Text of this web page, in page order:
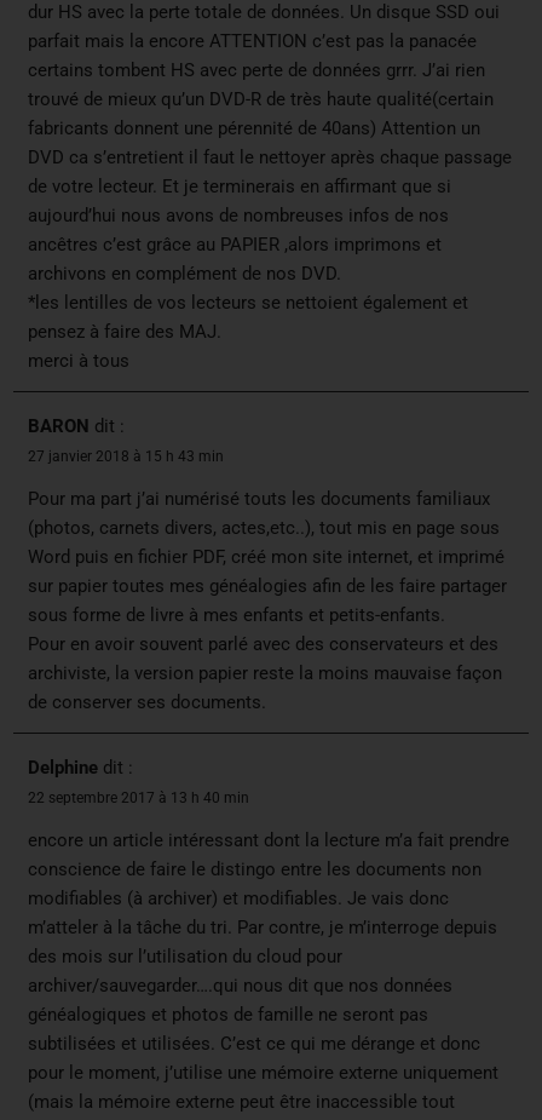
dur HS avec la perte totale de données. Un disque SSD oui
parfait mais la encore ATTENTION c’est pas la panacée
certains tombent HS avec perte de données grrr. J’ai rien
trouvé de mieux qu’un DVD-R de très haute qualité(certain
fabricants donnent une pérennité de 40ans) Attention un
DVD ca s’entretient il faut le nettoyer après chaque passage
de votre lecteur. Et je terminerais en affirmant que si
aujourd’hui nous avons de nombreuses infos de nos
ancêtres c’est grâce au PAPIER ,alors imprimons et
archivons en complément de nos DVD.
*les lentilles de vos lecteurs se nettoient également et
pensez à faire des MAJ.
merci à tous
BARON dit :
27 janvier 2018 à 15 h 43 min
Pour ma part j’ai numérisé touts les documents familiaux
(photos, carnets divers, actes,etc..), tout mis en page sous
Word puis en fichier PDF, créé mon site internet, et imprimé
sur papier toutes mes généalogies afin de les faire partager
sous forme de livre à mes enfants et petits-enfants.
Pour en avoir souvent parlé avec des conservateurs et des
archiviste, la version papier reste la moins mauvaise façon
de conserver ses documents.
Delphine dit :
22 septembre 2017 à 13 h 40 min
encore un article intéressant dont la lecture m’a fait prendre
conscience de faire le distingo entre les documents non
modifiables (à archiver) et modifiables. Je vais donc
m’atteler à la tâche du tri. Par contre, je m’interroge depuis
des mois sur l’utilisation du cloud pour
archiver/sauvegarder….qui nous dit que nos données
généalogiques et photos de famille ne seront pas
subtilisées et utilisées. C’est ce qui me dérange et donc
pour le moment, j’utilise une mémoire externe uniquement
(mais la mémoire externe peut être inaccessible tout